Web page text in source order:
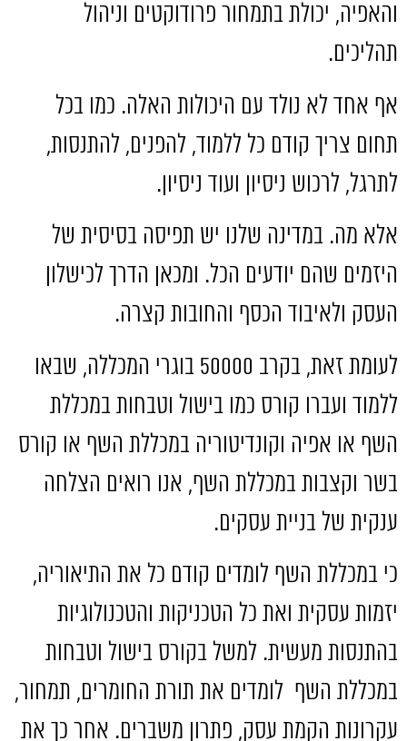
והאפיה, יכולת בתמחור פרודוקטים וניהול
תהליכים.
אף אחד לא נולד עם היכולות האלה. כמו בכל
תחום צריך קודם כל ללמוד, להפנים, להתנסות,
לתרגל, לרכוש ניסיון ועוד ניסיון.
אלא מה. במדינה שלנו יש תפיסה בסיסית של
היזמים שהם יודעים הכל. ומכאן הדרך לכישלון
העסק ולאיבוד הכסף והחובות קצרה.
לעומת זאת, בקרב בוגרי המכללה, שבאו
ללמוד ועברו קורס כמו בישול וטבחות במכללת
השף או אפיה וקונדיטוריה במכללת השף או קורס
בשר וקצבות במכללת השף, אנו רואים הצלחה
ענקית של בניית עסקים.
כי במכללת השף לומדים קודם כל את התיאוריה,
יזמות עסקית ואת כל הטכניקות והטכנולוגיות
בהתנסות מעשית. למשל בקורס בישול וטבחות
במכללת השף לומדים את תורת החומרים, תמחור,
עקרונות הקמת עסק, פתרון משברים. אחר כך את